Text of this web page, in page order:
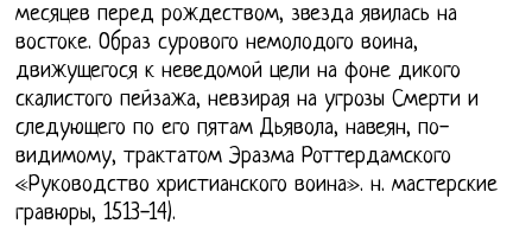
месяцев перед рождеством, звезда явилась на
востоке. Образ сурового немолодого воина,
движущегося к неведомой цели на фоне дикого
скалистого пейзажа, невзирая на угрозы Смерти и
следующего по его пятам Дьявола, навеян, по-
видимому, трактатом Эразма Роттердамского
«Руководство христианского воина». н. мастерские
гравюры, 1513-14).